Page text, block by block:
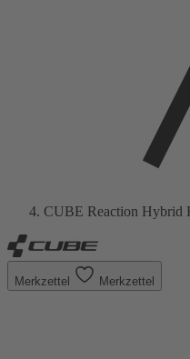
CUBE Reaction Hybrid
Merkzettel Merkzettel